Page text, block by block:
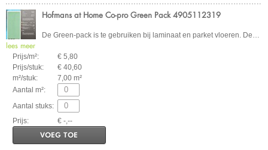
Hofmans at Home Co-pro Green Pack 4905112319
De Green-pack is te gebruiken bij laminaat en parket vloeren. De
lees meer
Prijs/m²:
€ 5,80
Prijs/stuk:
€ 40,60
m²/stuk:
7,00 m²
Aantal m²:
Aantal stuks:
Prijs:
€ -,--
VOEG TOE